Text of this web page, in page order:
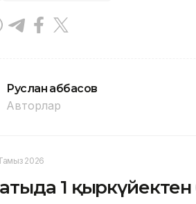
Руслан Ғаббасов
Авторлар
2026
1